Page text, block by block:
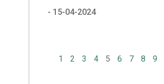
- 15-04-2024
1 2 3 4 5 6 7 8 9